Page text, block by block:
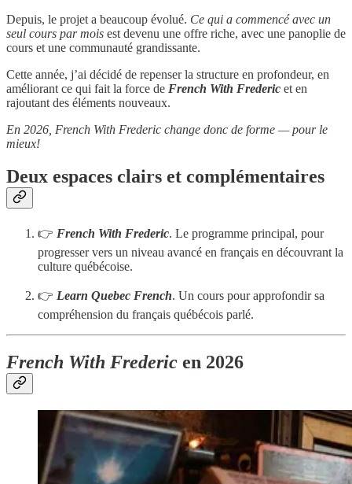
Depuis, le projet a beaucoup évolué. Ce qui a commencé avec un
seul cours par mois est devenu une offre riche, avec une panoplie de
cours et une communauté grandissante.
Cette année, j’ai décidé de repenser la structure en profondeur, en
améliorant ce qui fait la force de French With Frederic et en
rajoutant des éléments nouveaux.
En 2026, French With Frederic change donc de forme — pour le
mieux!
Deux espaces clairs et complémentaires
👉 French With Frederic. Le programme principal, pour
progresser vers un niveau avancé en français en découvrant la
culture québécoise.
👉 Learn Quebec French. Un cours pour approfondir sa
compréhension du français québécois parlé.
French With Frederic en 2026